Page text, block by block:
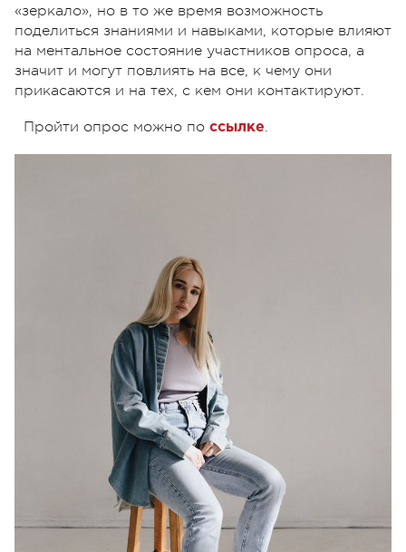
«зеркало», но в то же время возможность
поделиться знаниями и навыками, которые влияют
на ментальное состояние участников опроса, а
значит и могут повлиять на все, к чему они
прикасаются и на тех, с кем они контактируют.
Пройти опрос можно по ссылке.